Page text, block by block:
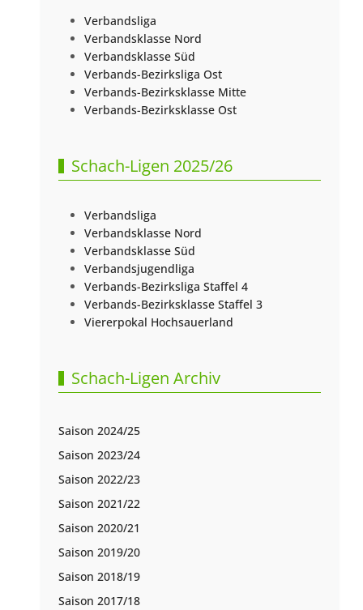
Verbandsliga
Verbandsklasse Nord
Verbandsklasse Süd
Verbands-Bezirksliga Ost
Verbands-Bezirksklasse Mitte
Verbands-Bezirksklasse Ost
Schach-Ligen 2025/26
Verbandsliga
Verbandsklasse Nord
Verbandsklasse Süd
Verbandsjugendliga
Verbands-Bezirksliga Staffel 4
Verbands-Bezirksklasse Staffel 3
Viererpokal Hochsauerland
Schach-Ligen Archiv
Saison 2024/25
Saison 2023/24
Saison 2022/23
Saison 2021/22
Saison 2020/21
Saison 2019/20
Saison 2018/19
Saison 2017/18